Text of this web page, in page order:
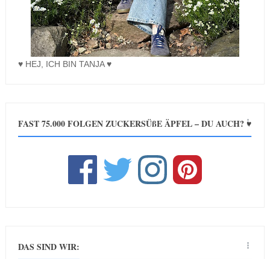
♥ HEJ, ICH BIN TANJA ♥
FAST 75.000 FOLGEN ZUCKERSÜßE ÄPFEL – DU AUCH? ♥
DAS SIND WIR: